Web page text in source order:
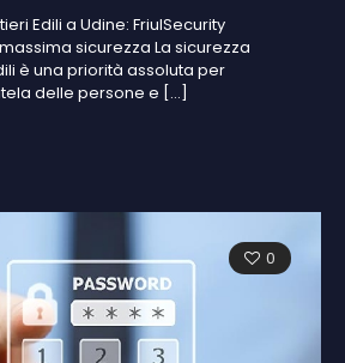
Edili a Udine: FriulSecurity
sicurezza La sicurezza
è una priorità assoluta per
delle persone e […]
0